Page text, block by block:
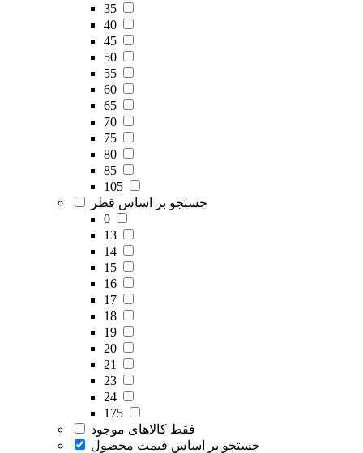
35
40
45
50
55
60
65
70
75
80
85
105
جستجو بر اساس قطر
0
13
14
15
16
17
18
19
20
21
23
24
175
فقط کالاهای موجود
جستجو بر اساس قیمت محصول